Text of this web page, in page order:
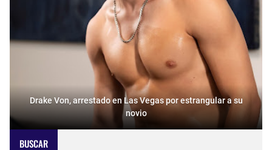
Drake Von, arrestado en Las Vegas por estrangular a su
novio
BUSCAR